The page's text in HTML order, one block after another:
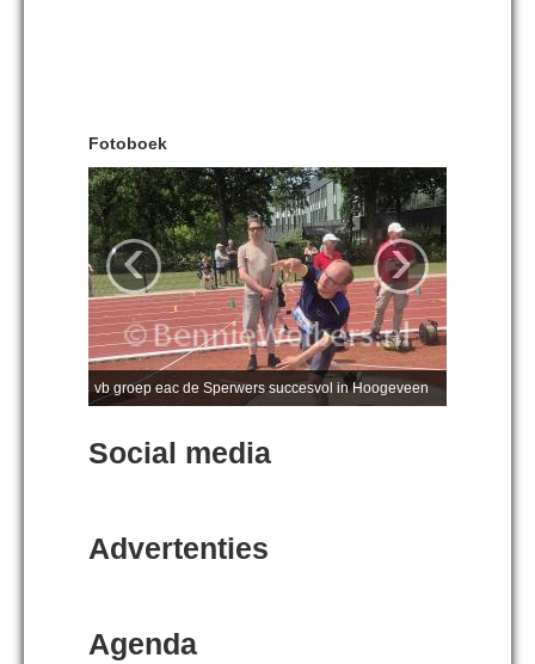
Fotoboek
vb groep eac de Sperwers succesvol in Hoogeveen
‹ ›
Social media
Advertenties
Agenda